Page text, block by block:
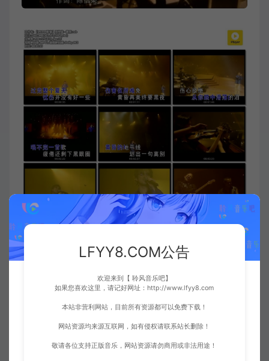
的一首歌曲，收录在周传雄在 2000年12月25日发行
的专辑《Transfer》中。
《黄昏》这首作品是典型的苦情歌，那种苦是凛冽
的，那种苦是凄凉的，苦到极致就能形成一种共鸣在
LFYY8.COM公告
欢迎来到【 聆风音乐吧】
如果您喜欢这里，请记好网址：http://www.lfyy8.com
本站非营利网站，目前所有资源都可以免费下载！
网站资源均来源互联网，如有侵权请联系站长删除！
敬请各位支持正版音乐，网站资源请勿商用或非法用途！